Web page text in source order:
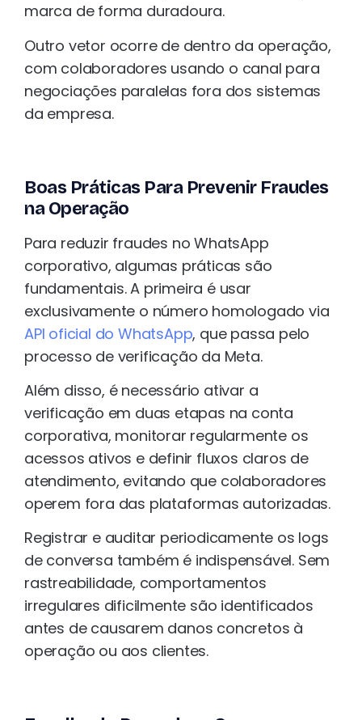
marca de forma duradoura.
Outro vetor ocorre de dentro da operação,
com colaboradores usando o canal para
negociações paralelas fora dos sistemas
da empresa.
Boas Práticas Para Prevenir Fraudes
na Operação
Para reduzir fraudes no WhatsApp
corporativo, algumas práticas são
fundamentais. A primeira é usar
exclusivamente o número homologado via
API oficial do WhatsApp, que passa pelo
processo de verificação da Meta.
Além disso, é necessário ativar a
verificação em duas etapas na conta
corporativa, monitorar regularmente os
acessos ativos e definir fluxos claros de
atendimento, evitando que colaboradores
operem fora das plataformas autorizadas.
Registrar e auditar periodicamente os logs
de conversa também é indispensável. Sem
rastreabilidade, comportamentos
irregulares dificilmente são identificados
antes de causarem danos concretos à
operação ou aos clientes.